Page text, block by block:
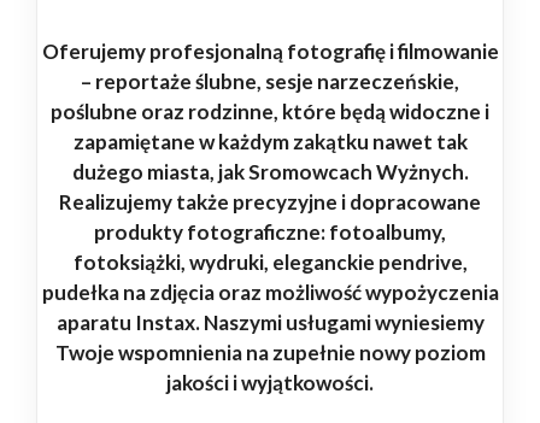
Oferujemy profesjonalną fotografię i filmowanie
– reportaże ślubne, sesje narzeczeńskie,
poślubne oraz rodzinne, które będą widoczne i
zapamiętane w każdym zakątku nawet tak
dużego miasta, jak Sromowcach Wyżnych.
Realizujemy także precyzyjne i dopracowane
produkty fotograficzne: fotoalbumy,
fotoksiążki, wydruki, eleganckie pendrive,
pudełka na zdjęcia oraz możliwość wypożyczenia
aparatu Instax. Naszymi usługami wyniesiemy
Twoje wspomnienia na zupełnie nowy poziom
jakości i wyjątkowości.